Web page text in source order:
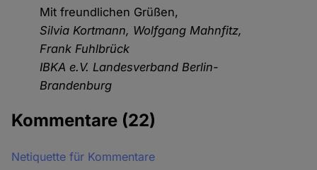
Mit freundlichen Grüßen,
Silvia Kortmann, Wolfgang Mahnfitz,
Frank Fuhlbrück
IBKA e.V. Landesverband Berlin-
Brandenburg
Kommentare (22)
Netiquette für Kommentare